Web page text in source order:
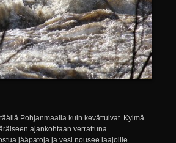
Pohjanmaalla kuin kevättulvat. Kylmä
ajankohtaan verrattuna.
jääpatoja ja vesi nousee laajoille